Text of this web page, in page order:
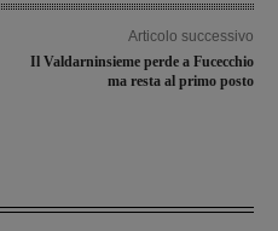
Articolo successivo
Il Valdarninsieme perde a Fucecchio
ma resta al primo posto